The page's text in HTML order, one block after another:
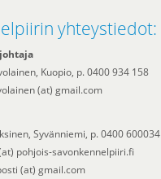
yhteystiedot:
Kuopio, p. 0400 934 158
(at) gmail.com
Syvänniemi, p. 0400 600034
pohjois-savonkennelpiiri.fi
(at) gmail.com